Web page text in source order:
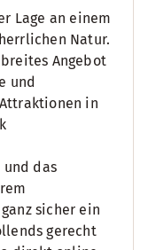
Lage an einem
Natur.
Angebot
und
in
und das
sicher ein
gerecht